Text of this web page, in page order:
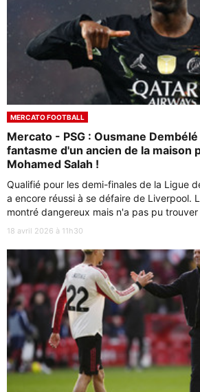
MERCATO FOOTBALL
Mercato - PSG : Ousmane
fantasme d'un ancien de la maison
Mohamed Salah !
Qualifié pour les demi-finales de la Ligue
a encore réussi à se défaire de Liverpool.
montré dangereux mais n'a pas pu trouver
18 avril 2026 à 11h30